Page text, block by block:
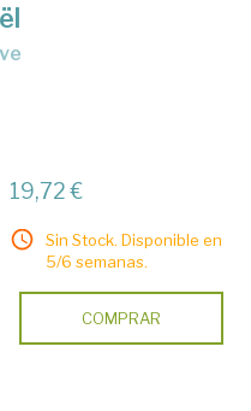
19,72 €
Sin Stock. Disponible en
5/6 semanas.
COMPRAR